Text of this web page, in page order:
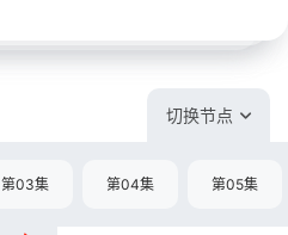
切换节点
第03集 第04集 第05集